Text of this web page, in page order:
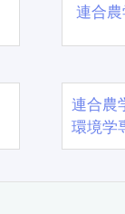
連合
連合農
環境学